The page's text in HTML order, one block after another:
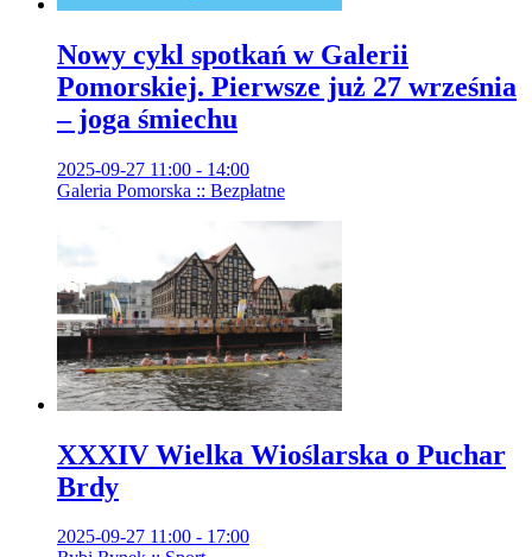
Nowy cykl spotkań w Galerii
Pomorskiej. Pierwsze już 27 września
– joga śmiechu
2025-09-27 11:00 - 14:00
Galeria Pomorska :: Bezpłatne
XXXIV Wielka Wioślarska o Puchar
Brdy
2025-09-27 11:00 - 17:00